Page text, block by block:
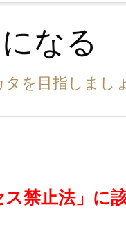
なる
を目指しまし
禁止法」に